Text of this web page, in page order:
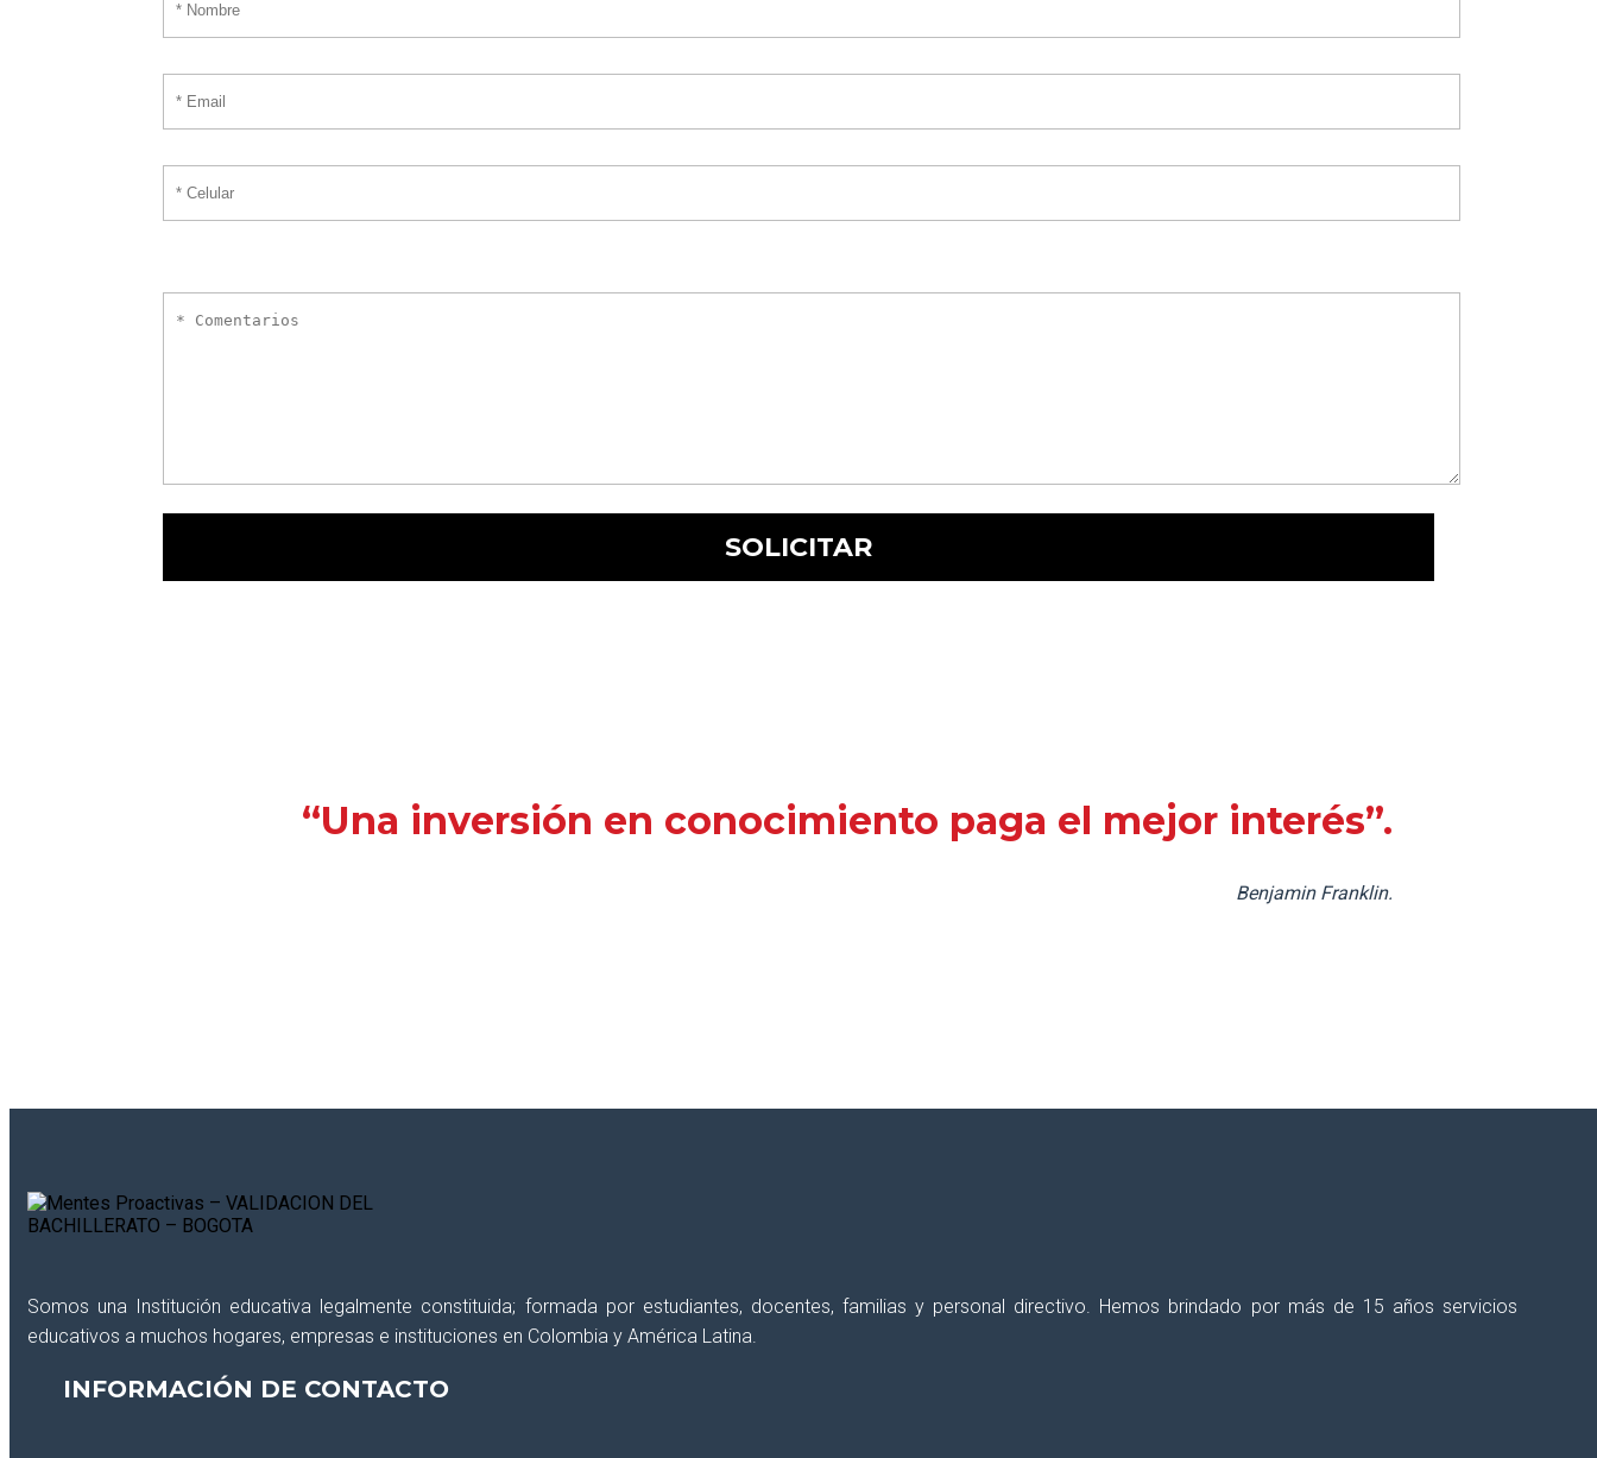
“Una inversión en conocimiento paga el mejor interés”.
Benjamin Franklin.
Somos una Institución educativa legalmente constituida; formada por estudiantes, docentes, familias y personal directivo. Hemos brindado por más de 15 años servicios
educativos a muchos hogares, empresas e instituciones en Colombia y América Latina.
INFORMACIÓN DE CONTACTO